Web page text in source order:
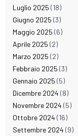
Luglio 2025 (18)
Giugno 2025 (3)
Maggio 2025 (6)
Aprile 2025 (2)
Marzo 2025 (2)
Febbraio 2025 (3)
Gennaio 2025 (5)
Dicembre 2024 (8)
Novembre 2024 (5)
Ottobre 2024 (16)
Settembre 2024 (9)